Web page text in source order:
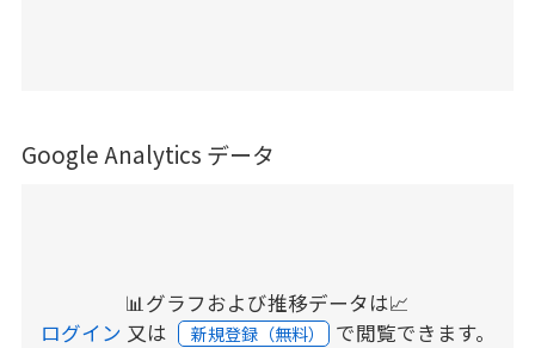
Google Analytics データ
📊グラフおよび推移データは📈
ログイン 又は 新規登録（無料） で閲覧できます。